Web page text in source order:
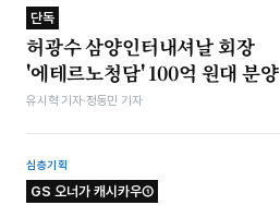
단독
허광수 삼양인터내셔날 회장
'에테르노청담' 100억 원대 분양
유시혁 기자·정동민 기자
심층기획
GS 오너가 캐시카우①